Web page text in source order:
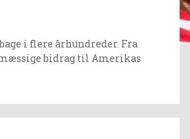
i flere århundreder. Fra
bidrag til Amerikas